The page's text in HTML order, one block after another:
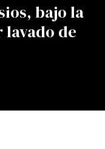
bajo la
de